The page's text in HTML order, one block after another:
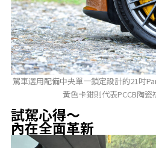
駕車選用配備中央單一鎖定設計的21吋
黃色卡鉗則代表PCCB陶瓷
試駕心得～
內在全面革新